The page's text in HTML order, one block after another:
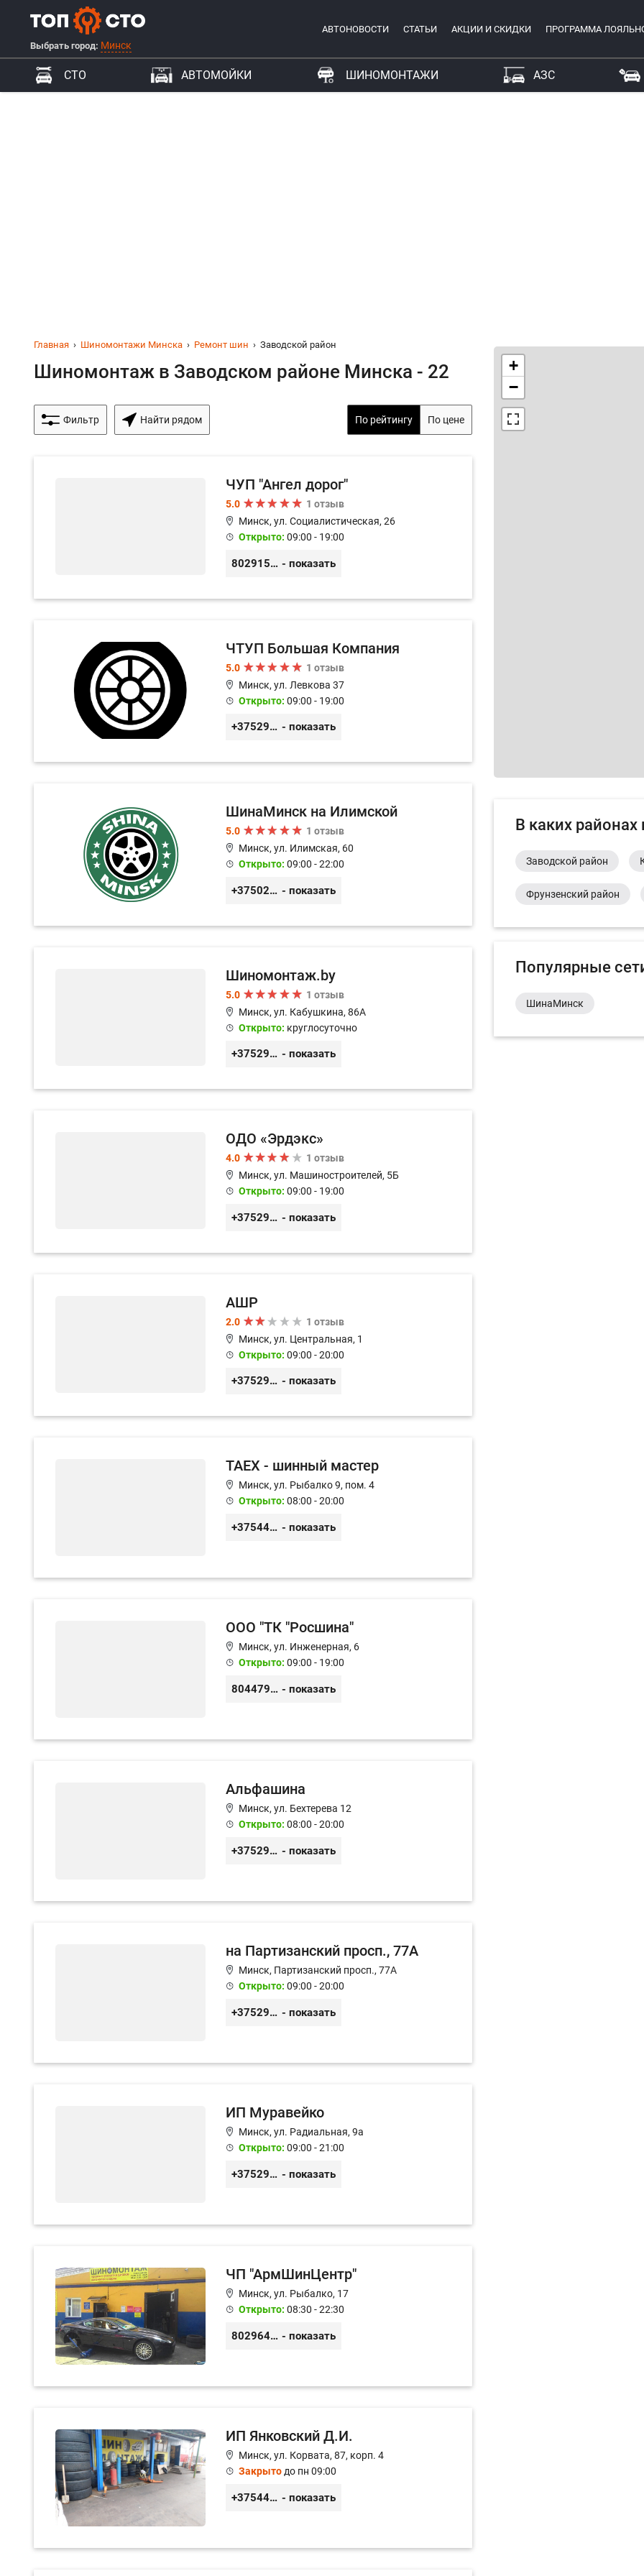
Выбрать город: Минск
АВТОНОВОСТИ СТАТЬИ АКЦИИ И СКИДКИ ПРОГРАММА
СТО АВТОМОЙКИ ШИНОМОНТАЖИ АЗС
Главная Шиномонтажи Минска Ремонт шин Заводской район
Шиномонтаж в Заводском районе Минска - 22
Фильтр Найти рядом По рейтингу По цене
ЧУП "Ангел дорог"
5.0
1 отзыв
Минск, ул. Социалистическая, 26
Открыто: 09:00 - 19:00
80291556141 - показать
ЧТУП Большая Компания
5.0
1 отзыв
Минск, ул. Левкова 37
Открыто: 09:00 - 19:00
+375293900202 - показать
ШинаМинск на Илимской
5.0
1 отзыв
Минск, ул. Илимская, 60
Открыто: 09:00 - 22:00
+3750296213989 - показать
Шиномонтаж.by
5.0
1 отзыв
Минск, ул. Кабушкина, 86А
Открыто: круглосуточно
+375296911036 - показать
ОДО «Эрдэкс»
4.0
1 отзыв
Минск, ул. Машиностроителей, 5Б
Открыто: 09:00 - 19:00
+375297715022 - показать
АШР
2.0
1 отзыв
Минск, ул. Центральная, 1
Открыто: 09:00 - 20:00
+375291874947 - показать
TAEX - шинный мастер
Минск, ул. Рыбалко 9, пом. 4
Открыто: 08:00 - 20:00
+375447092626 - показать
ООО "ТК "Росшина"
Минск, ул. Инженерная, 6
Открыто: 09:00 - 19:00
80447959595 - показать
Альфашина
Минск, ул. Бехтерева 12
Открыто: 08:00 - 20:00
+375296042898 - показать
на Партизанский просп., 77А
Минск, Партизанский просп., 77А
Открыто: 09:00 - 20:00
+375293800202 - показать
ИП Муравейко
Минск, ул. Радиальная, 9а
Открыто: 09:00 - 21:00
+375291708859 - показать
ЧП "АрмШинЦентр"
Минск, ул. Рыбалко, 17
Открыто: 08:30 - 22:30
80296418008 - показать
ИП Янковский Д.И.
Минск, ул. Корвата, 87, корп. 4
Закрытодо пн 09:00
+375447146010 - показать
+
−
В каких районах
Заводской район
Фрунзенский район
Популярные
ШинаМинск